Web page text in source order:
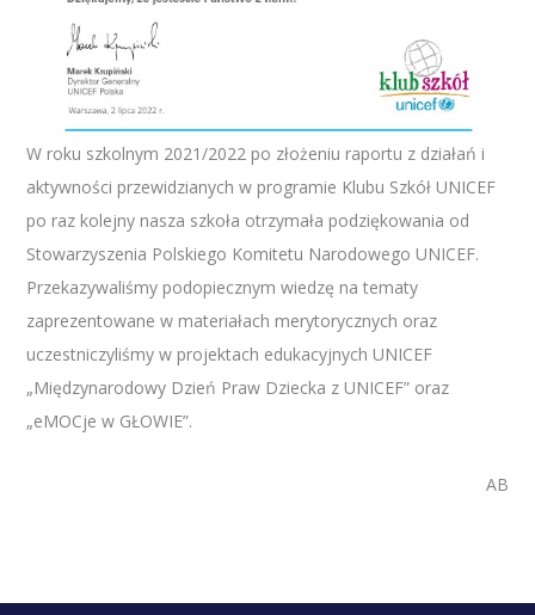
W roku szkolnym 2021/2022 po złożeniu raportu z działań i
aktywności przewidzianych w programie Klubu Szkół UNICEF
po raz kolejny nasza szkoła otrzymała podziękowania od
Stowarzyszenia Polskiego Komitetu Narodowego UNICEF.
Przekazywaliśmy podopiecznym wiedzę na tematy
zaprezentowane w materiałach merytorycznych oraz
uczestniczyliśmy w projektach edukacyjnych UNICEF
„Międzynarodowy Dzień Praw Dziecka z UNICEF” oraz
„eMOCje w GŁOWIE”.
AB